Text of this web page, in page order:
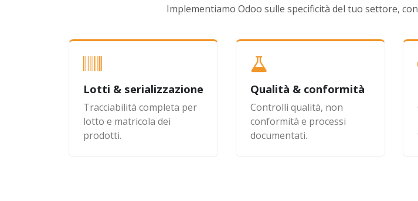
Implementiamo Odoo sulle specificità del tuo settore,
Lotti & serializzazione
Tracciabilità completa per
lotto e matricola dei
prodotti.
Qualità & conformità
Controlli qualità, non
conformità e processi
documentati.